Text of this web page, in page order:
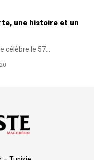
une histoire et un
célèbre le 57